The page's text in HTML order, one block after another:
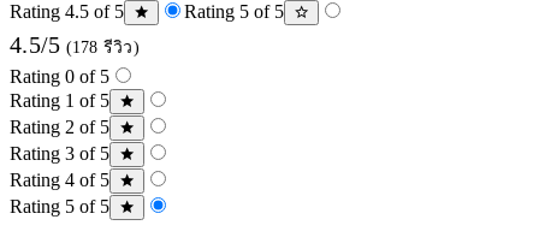
Rating 4.5 of 5
Rating 5 of 5
4.5/5 (178 รีวิว)
Rating 0 of 5
Rating 1 of 5
Rating 2 of 5
Rating 3 of 5
Rating 4 of 5
Rating 5 of 5